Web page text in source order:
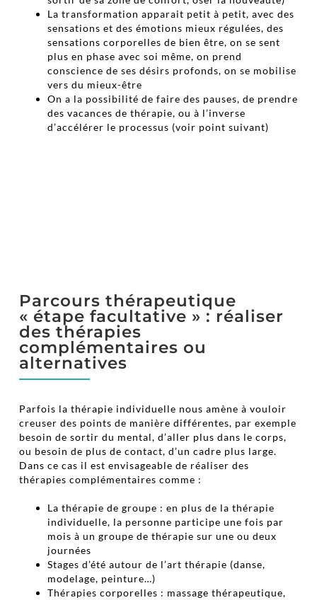
La transformation apparait petit à petit, avec des
sensations et des émotions mieux régulées, des
sensations corporelles de bien être, on se sent
plus en phase avec soi même, on prend
conscience de ses désirs profonds, on se mobilise
vers du mieux-être
On a la possibilité de faire des pauses, de prendre
des vacances de thérapie, ou à l’inverse
d’accélérer le processus (voir point suivant)
Parcours thérapeutique
« étape facultative » : réaliser
des thérapies
complémentaires ou
alternatives
Parfois la thérapie individuelle nous amène à vouloir
creuser des points de manière différentes, par exemple
besoin de sortir du mental, d’aller plus dans le corps,
ou besoin de plus de contact, d’un cadre plus large.
Dans ce cas il est envisageable de réaliser des
thérapies complémentaires comme :
La thérapie de groupe : en plus de la thérapie
individuelle, la personne participe une fois par
mois à un groupe de thérapie sur une ou deux
journées
Stages d’été autour de l’art thérapie (danse,
modelage, peinture…)
Thérapies corporelles : massage thérapeutique,